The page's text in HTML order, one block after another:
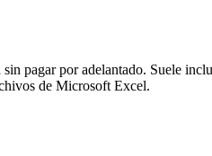
pagar por adelantado. Suele
de Microsoft Excel.